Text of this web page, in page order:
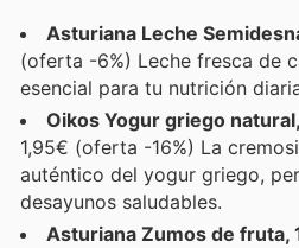
Asturiana Leche
(oferta -6%) Leche fresca de
esencial para tu nutrición
Oikos Yogur griego
1,95€ (oferta -16%) La
auténtico del yogur griego,
desayunos saludables.
Asturiana Zumos de fruta,